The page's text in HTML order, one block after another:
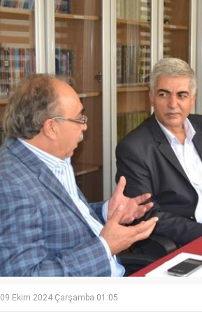
09 Ekim 2024 Çarşamba 01:05